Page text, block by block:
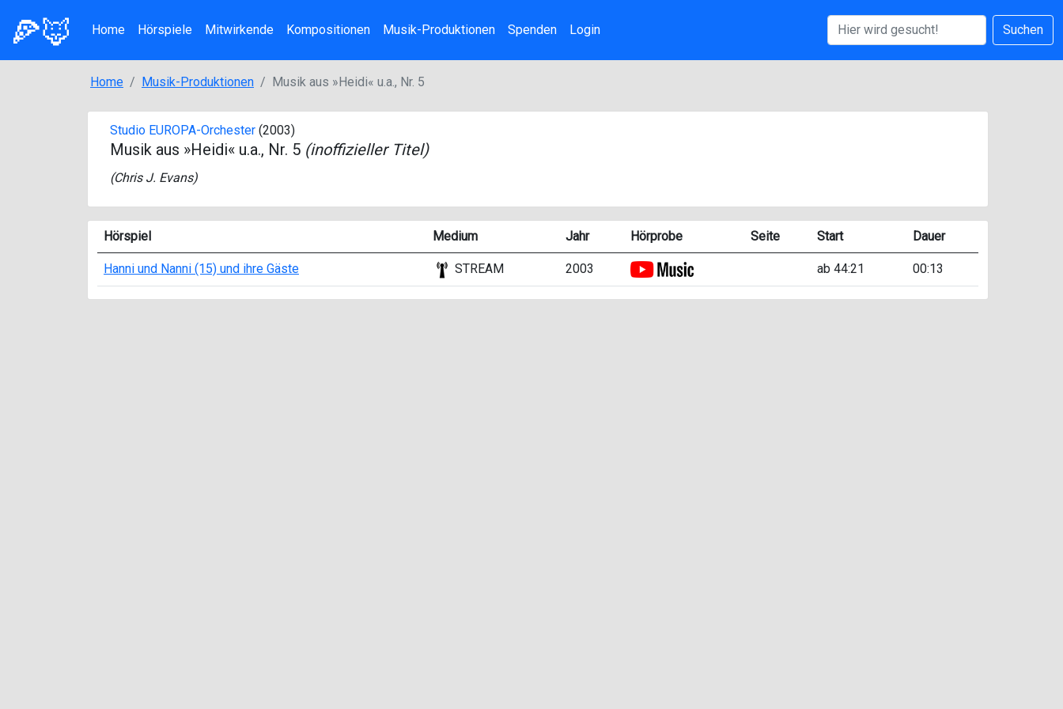
🍕🦊 Home Hörspiele Mitwirkende Kompositionen Musik-Produktionen Spenden Login Suchen
Home Musik-Produktionen Musik aus »Heidi« u.a., Nr. 5
Studio EUROPA-Orchester (2003)
Musik aus »Heidi« u.a., Nr. 5 (inoffizieller Titel)
(Chris J. Evans)
Hörspiel Medium Jahr Hörprobe Seite Start Dauer
Hanni und Nanni (15) und ihre Gäste STREAM 2003 ab 44:21 00:13